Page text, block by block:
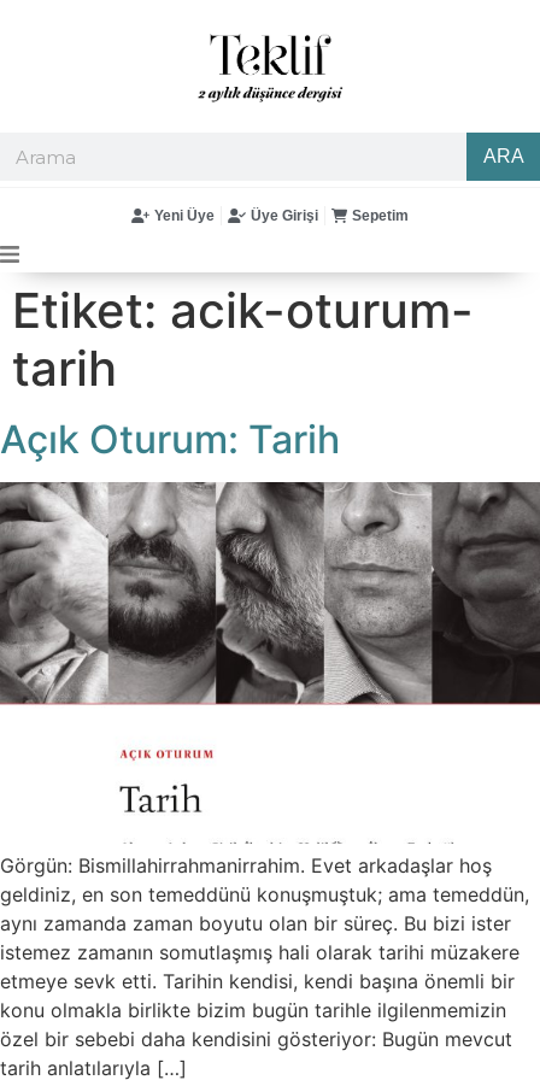
ARA
Yeni Üye Üye Girişi Sepetim
Etiket: acik-oturum-
tarih
Açık Oturum: Tarih
Görgün: Bismillahirrahmanirrahim. Evet arkadaşlar hoş
geldiniz, en son temeddünü konuşmuştuk; ama temeddün,
aynı zamanda zaman boyutu olan bir süreç. Bu bizi ister
istemez zamanın somutlaşmış hali olarak tarihi müzakere
etmeye sevk etti. Tarihin kendisi, kendi başına önemli bir
konu olmakla birlikte bizim bugün tarihle ilgilenmemizin
özel bir sebebi daha kendisini gösteriyor: Bugün mevcut
tarih anlatılarıyla […]